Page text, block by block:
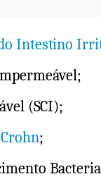
Intestino
(SCI);
;